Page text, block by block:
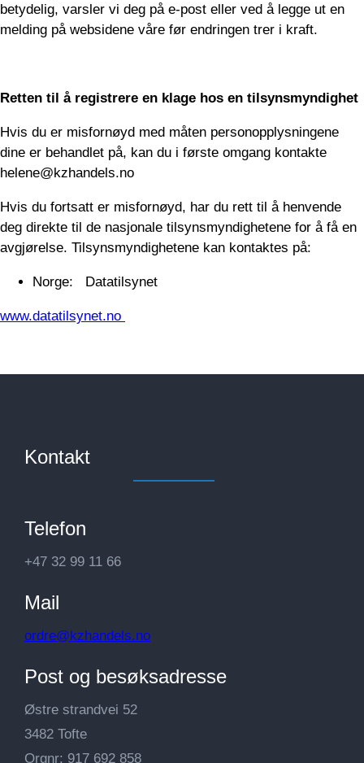
betydelig, varsler vi deg på e-post eller ved å legge ut en
melding på websidene våre før endringen trer i kraft.
Retten til å registrere en klage hos en tilsynsmyndighet
Hvis du er misfornøyd med måten personopplysningene
dine er behandlet på, kan du i første omgang kontakte
helene@kzhandels.no
Hvis du fortsatt er misfornøyd, har du rett til å henvende
deg direkte til de nasjonale tilsynsmyndighetene for å få en
avgjørelse. Tilsynsmyndighetene kan kontaktes på:
Norge: Datatilsynet
www.datatilsynet.no
Kontakt
Telefon
+47 32 99 11 66
Mail
ordre@kzhandels.no
Post og besøksadresse
Østre strandvei 52
3482 Tofte
Orgnr: 917 692 858